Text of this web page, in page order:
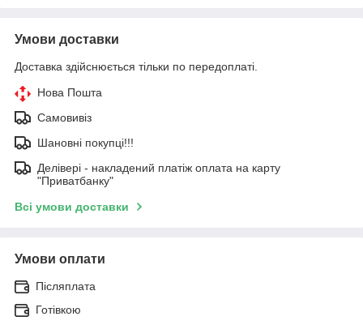
Умови доставки
Доставка здійснюється тільки по передоплаті.
Нова Пошта
Самовивіз
Шановні покупці!!!
Делівері - накладений платіж оплата на карту
"Приватбанку"
Всі умови доставки
Умови оплати
Післяплата
Готівкою